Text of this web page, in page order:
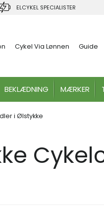
ELCYKEL SPECIALISTER
Cykel Via Lønnen Guide
BEKLÆDNING MÆRKER
i Ølstykke